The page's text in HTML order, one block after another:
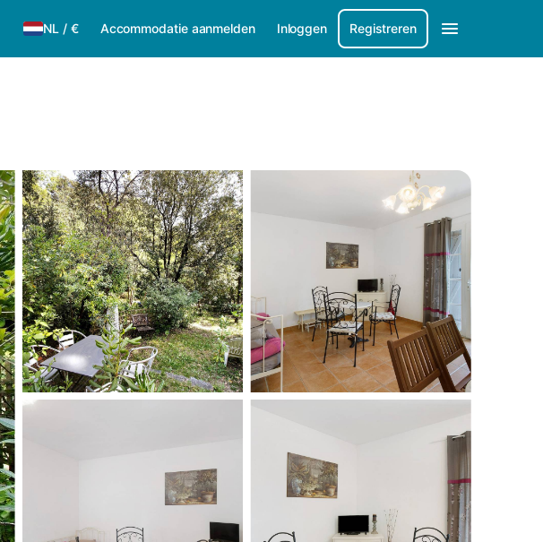
NL / € Accommodatie aanmelden Inloggen Registreren